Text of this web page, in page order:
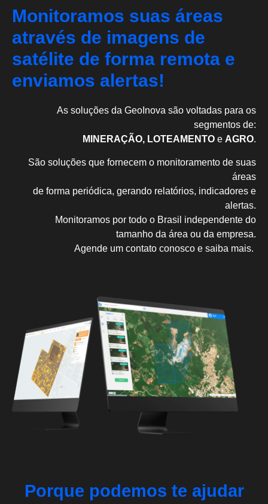
Monitoramos suas áreas
através de imagens de
satélite de forma remota e
enviamos alertas!
As soluções da GeoInova são voltadas para os
segmentos de:
MINERAÇÃO, LOTEAMENTO e AGRO.
São soluções que fornecem o monitoramento de suas
áreas
de forma periódica, gerando relatórios, indicadores e
alertas.
Monitoramos por todo o Brasil independente do
tamanho da área ou da empresa.
Agende um contato conosco e saiba mais.
Porque podemos te ajudar